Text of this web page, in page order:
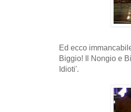
Ed ecco
Biggio! Il Nongio e
Idioti'.